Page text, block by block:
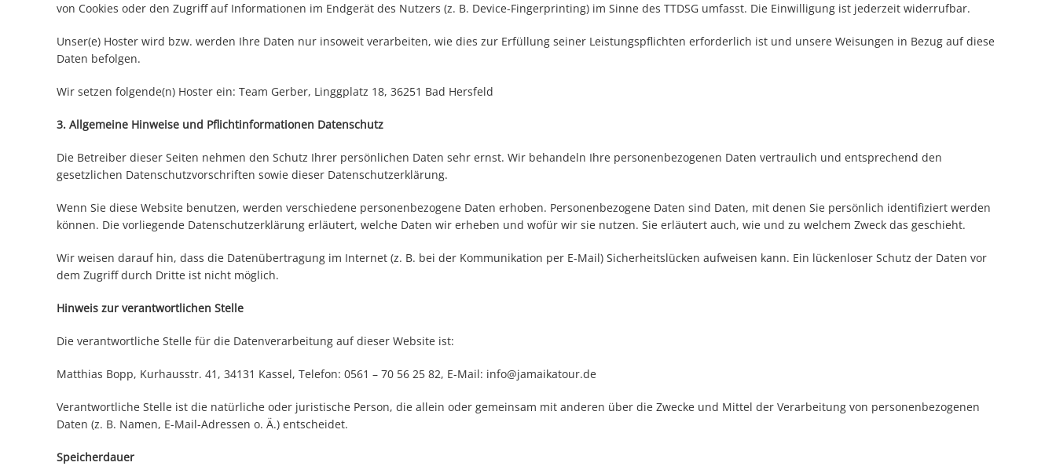
von Cookies oder den Zugriff auf Informationen im Endgerät des Nutzers (z. B. Device-Fingerprinting) im Sinne des TTDSG umfasst. Die Einwilligung ist jederzeit widerrufbar.
Unser(e) Hoster wird bzw. werden Ihre Daten nur insoweit verarbeiten, wie dies zur Erfüllung seiner Leistungspflichten erforderlich ist und unsere Weisungen in Bezug auf diese
Daten befolgen.
Wir setzen folgende(n) Hoster ein: Team Gerber, Linggplatz 18, 36251 Bad Hersfeld
3. Allgemeine Hinweise und Pflichtinformationen Datenschutz
Die Betreiber dieser Seiten nehmen den Schutz Ihrer persönlichen Daten sehr ernst. Wir behandeln Ihre personenbezogenen Daten vertraulich und entsprechend den
gesetzlichen Datenschutzvorschriften sowie dieser Datenschutzerklärung.
Wenn Sie diese Website benutzen, werden verschiedene personenbezogene Daten erhoben. Personenbezogene Daten sind Daten, mit denen Sie persönlich identifiziert werden
können. Die vorliegende Datenschutzerklärung erläutert, welche Daten wir erheben und wofür wir sie nutzen. Sie erläutert auch, wie und zu welchem Zweck das geschieht.
Wir weisen darauf hin, dass die Datenübertragung im Internet (z. B. bei der Kommunikation per E-Mail) Sicherheitslücken aufweisen kann. Ein lückenloser Schutz der Daten vor
dem Zugriff durch Dritte ist nicht möglich.
Hinweis zur verantwortlichen Stelle
Die verantwortliche Stelle für die Datenverarbeitung auf dieser Website ist:
Matthias Bopp, Kurhausstr. 41, 34131 Kassel, Telefon: 0561 – 70 56 25 82, E-Mail: info@jamaikatour.de
Verantwortliche Stelle ist die natürliche oder juristische Person, die allein oder gemeinsam mit anderen über die Zwecke und Mittel der Verarbeitung von personenbezogenen
Daten (z. B. Namen, E-Mail-Adressen o. Ä.) entscheidet.
Speicherdauer